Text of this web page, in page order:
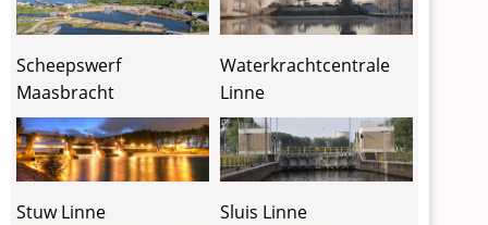
Scheepswerf
Maasbracht
Waterkrachtcentrale
Linne
Stuw Linne Sluis Linne